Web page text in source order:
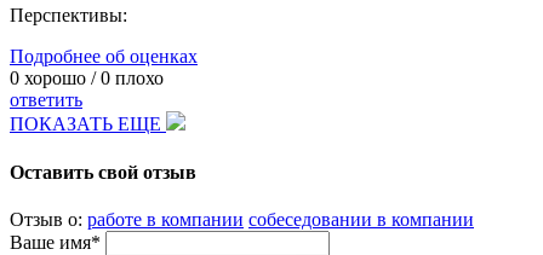
Перспективы:
Подробнее об оценках
0 хорошо /0 плохо
ответить
ПОКАЗАТЬ ЕЩЕ
Оставить свой отзыв
Отзыв о: работе в компании собеседовании в компании
Ваше имя*